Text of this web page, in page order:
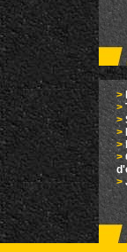
>
>
>
>
>
>
>